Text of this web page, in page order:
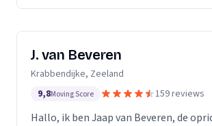
J. van Beveren
Krabbendijke, Zeeland
9,8Moving Score 159 reviews
Hallo, ik ben Jaap van Beveren, de